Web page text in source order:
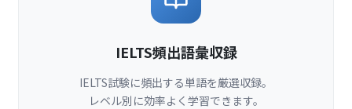
IELTS頻出語彙収録
IELTS試験に頻出する単語を厳選収録。
レベル別に効率よく学習できます。